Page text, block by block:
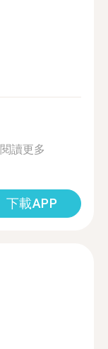
閱讀更多
下載APP